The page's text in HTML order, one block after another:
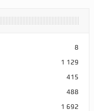
8
1 129
415
488
1 692